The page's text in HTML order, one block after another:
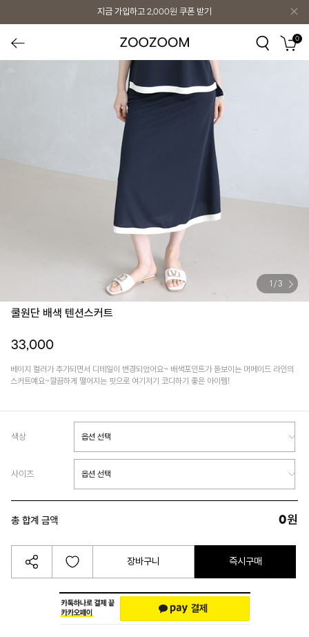
지금 가입하고 2,000원 쿠폰 받기
0
/ 3
쿨원단 배색 텐션스커트
33,000
베이지 컬러가 추가되면서 디테일이 변경되었어요~ 배색포인트가 돋보이는 머메이드 라인의
스커트예요~깔끔하게 떨어지는 핏으로 여기저기 코디하기 좋은 아이템!
색상
사이즈
총 합계 금액 0원
장바구니 즉시구매